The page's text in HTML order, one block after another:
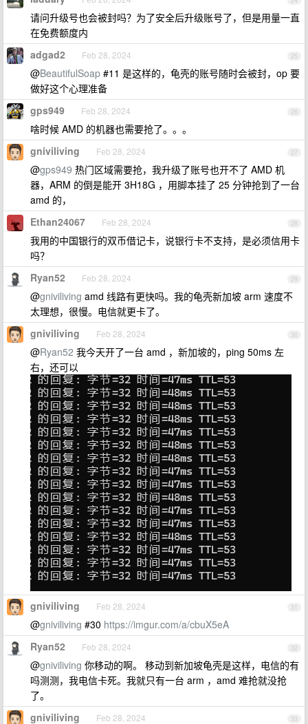
请问升级号也会被封吗？为了安全后升级账号了，但是用量一直
在免费额度内
25
adgad2 Feb 28, 2024
@BeautifulSoap #11 是这样的，龟壳的账号随时会被封，op 要
做好这个心理准备
26
gps949 Feb 28, 2024
啥时候 AMD 的机器也需要抢了。。。
27
gniviliving Feb 28, 2024
@gps949 热门区域需要抢，我升级了账号也开不了 AMD 机
器，ARM 的倒是能开 3H18G ，用脚本挂了 25 分钟抢到了一台
amd 的，
28
Ethan24067 Feb 28, 2024
我用的中国银行的双币借记卡，说银行卡不支持，是必须信用卡
吗？
29
Ryan52 Feb 28, 2024
@gniviliving amd 线路有更快吗。我的龟壳新加坡 arm 速度不
太理想，很慢。电信就更卡了。
30
gniviliving Feb 28, 2024
@Ryan52 我今天开了一台 amd ，新加坡的，ping 50ms 左
右，还可以
31
gniviliving Feb 28, 2024
@gniviliving #30 https://imgur.com/a/cbuX5eA
32
Ryan52 Feb 28, 2024
@gniviliving 你移动的啊。 移动到新加坡龟壳是这样，电信的有
吗测测，我电信卡死。我就只有一台 arm ，amd 难抢就没抢
了。
33
gniviliving Feb 28, 2024